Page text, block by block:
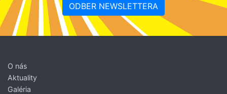
ODBER NEWSLETTERA
O nás
Aktuality
Galéria